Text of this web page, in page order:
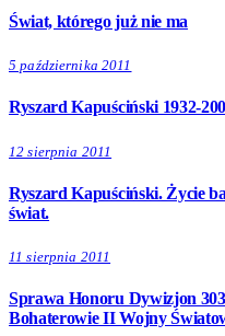
Świat, którego już nie ma
5 października 2011
Ryszard Kapuściński 1932-
12 sierpnia 2011
Ryszard Kapuściński. Życie
świat.
11 sierpnia 2011
Sprawa Honoru Dywizjon
Bohaterowie II Wojny